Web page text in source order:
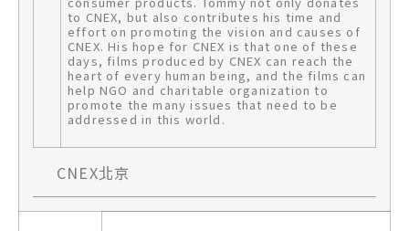
to CNEX, but also contributes his time and
effort on promoting the vision and causes of
CNEX. His hope for CNEX is that one of these
days, films produced by CNEX can reach the
heart of every human being, and the films can
help NGO and charitable organization to
promote the many issues that need to be
addressed in this world.
CNEX北京